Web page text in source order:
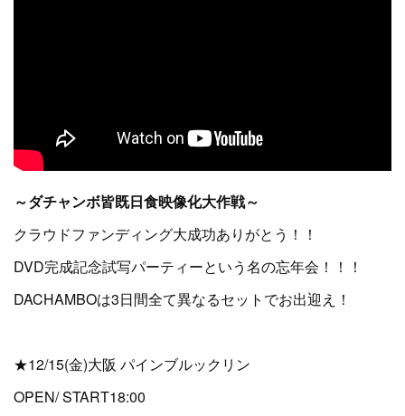
～ダチャンボ皆既日食映像化大作戦～
クラウドファンディング大成功ありがとう！！
DVD完成記念試写パーティーという名の忘年会！！！
DACHAMBOは3日間全て異なるセットでお出迎え！
★12/15(金)大阪 パインブルックリン
OPEN/ START18:00